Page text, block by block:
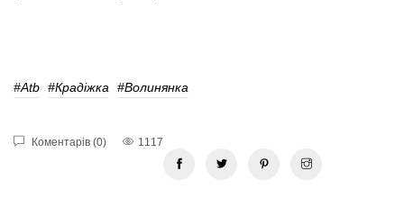
#atb #крадіжка #волинянка
Коментарів (0) 1117